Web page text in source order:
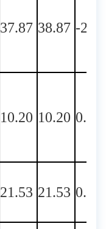
37.87 38.87 -
10.20 10.20 0.00
21.53 21.53 0.00